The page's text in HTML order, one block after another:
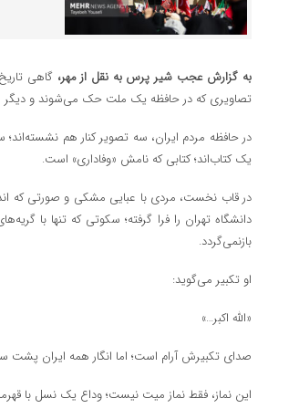
به گزارش عجب شیر پرس به نقل از مهر، گاهی
تصاویری که در حافظه یک ملت حک می‌شوند و دیگر
در حافظه مردم ایران، سه تصویر کنار هم
یک کتاب‌اند؛ کتابی که نامش «وفاداری» است.
در قاب نخست، مردی با عبایی مشکی و صورتی که
دانشگاه تهران را فرا گرفته؛ سکوتی که تنها با
بازنمی‌گردد.
او تکبیر می‌گوید:
«الله اکبر…»
صدای تکبیرش آرام است؛ اما انگار همه ایران پشت
این نماز، فقط نماز میت نیست؛ وداع یک نسل با